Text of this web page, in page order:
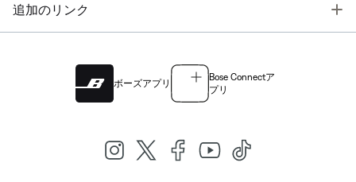
追加のリンク
ボーズアプリ
Bose Connectア
プリ